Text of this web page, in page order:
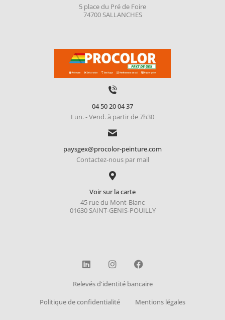
5 place du Pré de Foire
74700 SALLANCHES
04 50 20 04 37
Lun. - Vend. à partir de 7h30
paysgex@procolor-peinture.com
Contactez-nous par mail
Voir sur la carte
45 rue du Mont-Blanc
01630 SAINT-GENIS-POUILLY
Relevés d'identité bancaire
Politique de confidentialité
Mentions légales